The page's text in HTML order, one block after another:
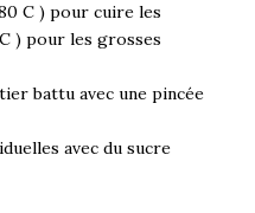
C ) pour cuire les
) pour les grosses
battu avec une pincée
avec du sucre